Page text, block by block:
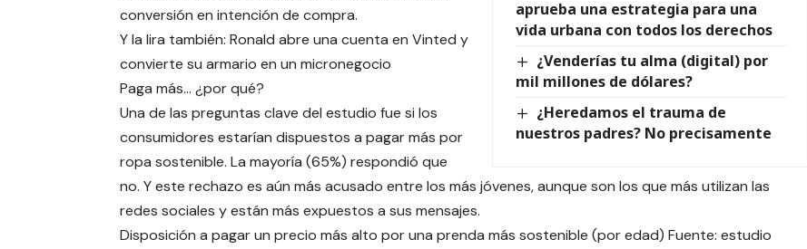
aprueba una estrategia para una
vida urbana con todos los derechos
¿Venderías tu alma (digital) por
mil millones de dólares?
¿Heredamos el trauma de
nuestros padres? No precisamente
conversión en intención de compra.
Y la lira también: Ronald abre una cuenta en Vinted y
convierte su armario en un micronegocio
Paga más… ¿por qué?
Una de las preguntas clave del estudio fue si los
consumidores estarían dispuestos a pagar más por
ropa sostenible. La mayoría (65%) respondió que
no. Y este rechazo es aún más acusado entre los más jóvenes, aunque son los que más utilizan las
redes sociales y están más expuestos a sus mensajes.
Disposición a pagar un precio más alto por una prenda más sostenible (por edad) Fuente: estudio